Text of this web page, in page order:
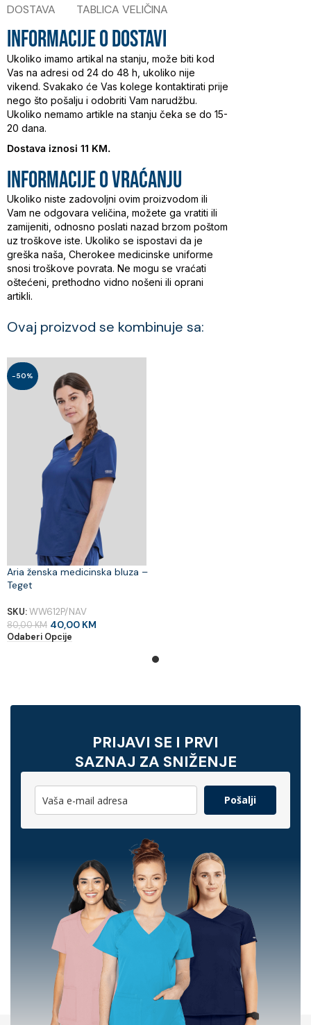
DOSTAVA TABLICA VELIČINA
INFORMACIJE O DOSTAVI
Ukoliko imamo artikal na stanju, može biti kod
Vas na adresi od 24 do 48 h, ukoliko nije
vikend. Svakako će Vas kolege kontaktirati prije
nego što pošalju i odobriti Vam narudžbu.
Ukoliko nemamo artikle na stanju čeka se do 15-
20 dana.
Dostava iznosi 11 KM.
INFORMACIJE O vraćanju
Ukoliko niste zadovoljni ovim proizvodom ili
Vam ne odgovara veličina, možete ga vratiti ili
zamijeniti, odnosno poslati nazad brzom poštom
uz troškove iste. Ukoliko se ispostavi da je
greška naša, Cherokee medicinske uniforme
snosi troškove povrata. Ne mogu se vraćati
oštećeni, prethodno vidno nošeni ili oprani
artikli.
Ovaj proizvod se kombinuje sa:
-50%
Aria ženska medicinska bluza –
Teget
SKU:WW612P/NAV
80,00KM 40,00 KM
Odaberi Opcije
PRIJAVI SE I PRVI
SAZNAJ ZA SNIŽENJE
Pošalji